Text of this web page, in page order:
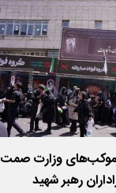
موکب‌های وزارت صمت
رهبر شهید